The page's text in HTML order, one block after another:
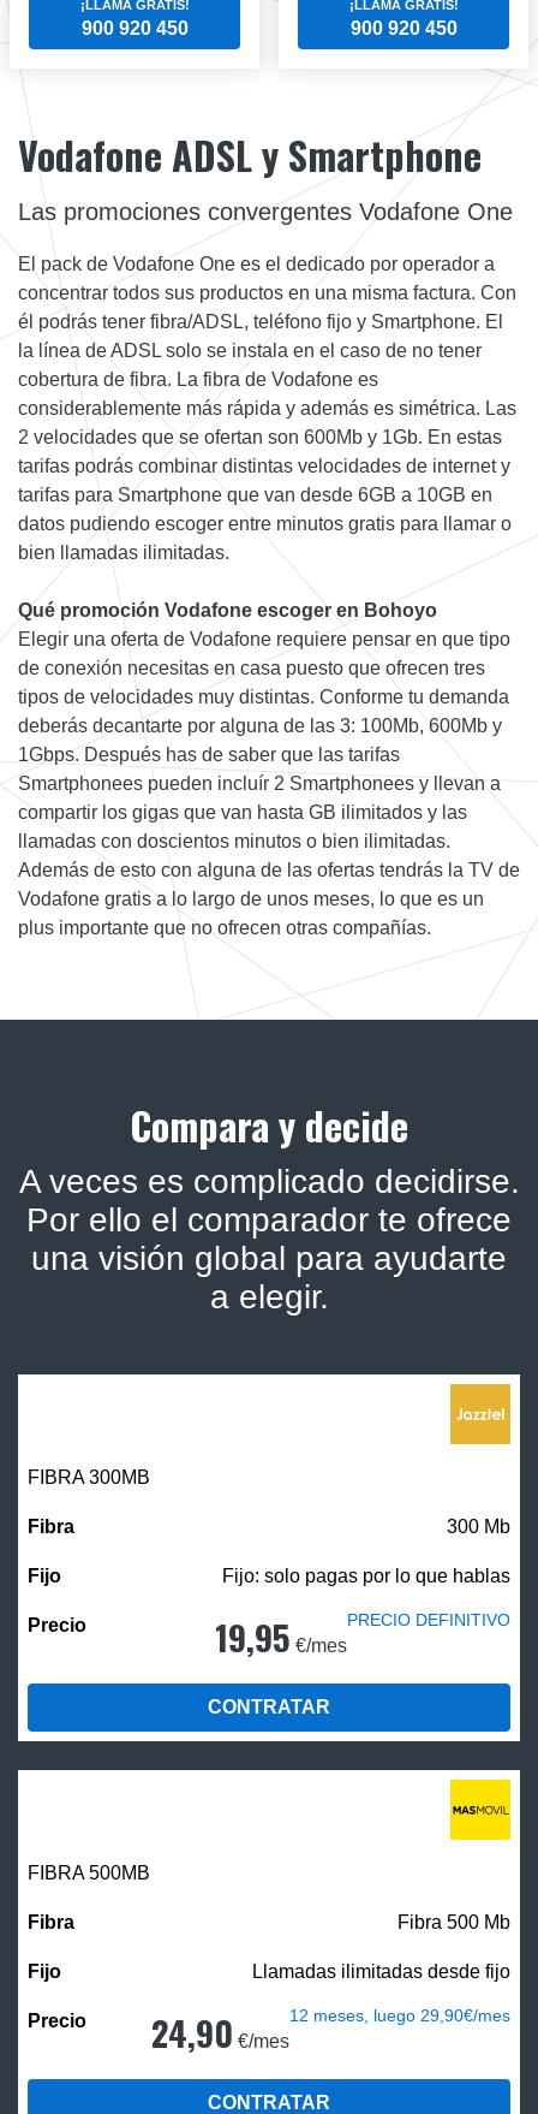
¡LLAMA GRATIS!
900 920 450
¡LLAMA GRATIS!
900 920 450
Vodafone ADSL y Smartphone
Las promociones convergentes Vodafone One
El pack de Vodafone One es el dedicado por operador a
concentrar todos sus productos en una misma factura. Con
él podrás tener fibra/ADSL, teléfono fijo y Smartphone. El
la línea de ADSL solo se instala en el caso de no tener
cobertura de fibra. La fibra de Vodafone es
considerablemente más rápida y además es simétrica. Las
2 velocidades que se ofertan son 600Mb y 1Gb. En estas
tarifas podrás combinar distintas velocidades de internet y
tarifas para Smartphone que van desde 6GB a 10GB en
datos pudiendo escoger entre minutos gratis para llamar o
bien llamadas ilimitadas.
Qué promoción Vodafone escoger en Bohoyo
Elegir una oferta de Vodafone requiere pensar en que tipo
de conexión necesitas en casa puesto que ofrecen tres
tipos de velocidades muy distintas. Conforme tu demanda
deberás decantarte por alguna de las 3: 100Mb, 600Mb y
1Gbps. Después has de saber que las tarifas
Smartphonees pueden incluír 2 Smartphonees y llevan a
compartir los gigas que van hasta GB ilimitados y las
llamadas con doscientos minutos o bien ilimitadas.
Además de esto con alguna de las ofertas tendrás la TV de
Vodafone gratis a lo largo de unos meses, lo que es un
plus importante que no ofrecen otras compañías.
Compara y decide
A veces es complicado decidirse.
Por ello el comparador te ofrece
una visión global para ayudarte
a elegir.
FIBRA 300MB
300 Mb
Fijo: solo pagas por lo que hablas
19,95 €/mes
PRECIO DEFINITIVO
CONTRATAR
FIBRA500MB
Fibra 500 Mb
Llamadas ilimitadas desde fijo
24,90 €/mes
12 meses, luego 29,90€/mes
CONTRATAR